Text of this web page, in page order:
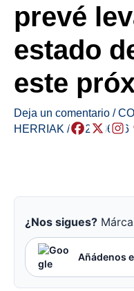
prevé
estado
este
Deja un comentario /
HERRIAK /2020-06-16
¿Nos sigues?
Añádenos